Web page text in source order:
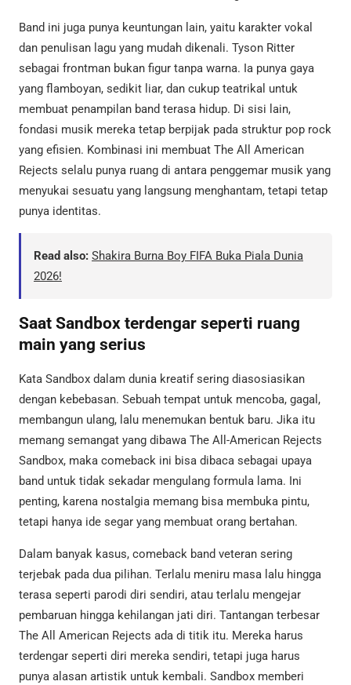
Band ini juga punya keuntungan lain, yaitu karakter vokal
dan penulisan lagu yang mudah dikenali. Tyson Ritter
sebagai frontman bukan figur tanpa warna. Ia punya gaya
yang flamboyan, sedikit liar, dan cukup teatrikal untuk
membuat penampilan band terasa hidup. Di sisi lain,
fondasi musik mereka tetap berpijak pada struktur pop rock
yang efisien. Kombinasi ini membuat The All American
Rejects selalu punya ruang di antara penggemar musik yang
menyukai sesuatu yang langsung menghantam, tetapi tetap
punya identitas.
Read also: Shakira Burna Boy FIFA Buka Piala Dunia
2026!
Saat Sandbox terdengar seperti ruang
main yang serius
Kata Sandbox dalam dunia kreatif sering diasosiasikan
dengan kebebasan. Sebuah tempat untuk mencoba, gagal,
membangun ulang, lalu menemukan bentuk baru. Jika itu
memang semangat yang dibawa The All-American Rejects
Sandbox, maka comeback ini bisa dibaca sebagai upaya
band untuk tidak sekadar mengulang formula lama. Ini
penting, karena nostalgia memang bisa membuka pintu,
tetapi hanya ide segar yang membuat orang bertahan.
Dalam banyak kasus, comeback band veteran sering
terjebak pada dua pilihan. Terlalu meniru masa lalu hingga
terasa seperti parodi diri sendiri, atau terlalu mengejar
pembaruan hingga kehilangan jati diri. Tantangan terbesar
The All American Rejects ada di titik itu. Mereka harus
terdengar seperti diri mereka sendiri, tetapi juga harus
punya alasan artistik untuk kembali. Sandbox memberi